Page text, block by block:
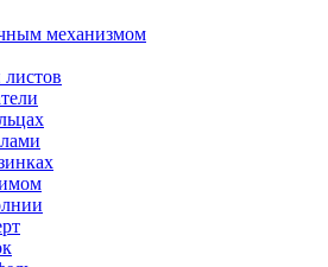
механизмом
листов